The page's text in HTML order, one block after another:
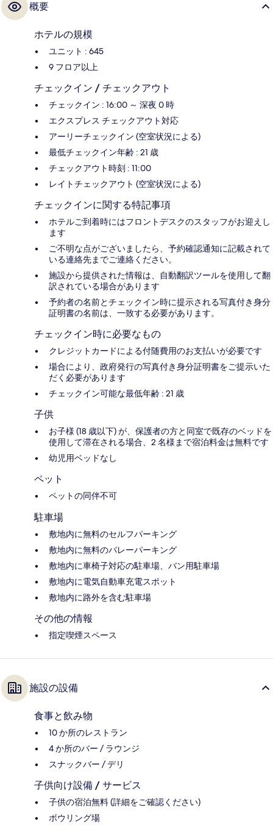
概要
ホテルの規模
ユニット : 645
9 フロア以上
チェックイン / チェックアウト
チェックイン : 16:00 ～ 深夜 0 時
エクスプレス チェックアウト対応
アーリーチェックイン (空室状況による)
最低チェックイン年齢 : 21 歳
チェックアウト時刻 : 11:00
レイトチェックアウト (空室状況による)
チェックインに関する特記事項
ホテルご到着時にはフロントデスクのスタッフがお迎えし
ます
ご不明な点がございましたら、予約確認通知に記載されて
いる連絡先までご連絡ください。
施設から提供された情報は、自動翻訳ツールを使用して翻
訳されている場合があります
予約者の名前とチェックイン時に提示される写真付き身分
証明書の名前は、一致する必要があります。
チェックイン時に必要なもの
クレジットカードによる付随費用のお支払いが必要です
場合により、政府発行の写真付き身分証明書をご提示いた
だく必要があります
チェックイン可能な最低年齢 : 21 歳
子供
お子様 (18 歳以下) が、保護者の方と同室で既存のベッドを
使用して滞在される場合、2 名様まで宿泊料金は無料です
幼児用ベッドなし
ペット
ペットの同伴不可
駐車場
敷地内に無料のセルフパーキング
敷地内に無料のバレーパーキング
敷地内に車椅子対応の駐車場、バン用駐車場
敷地内に電気自動車充電スポット
敷地内に路外を含む駐車場
その他の情報
指定喫煙スペース
施設の設備
食事と飲み物
10 か所のレストラン
4 か所のバー / ラウンジ
スナックバー / デリ
子供向け設備 / サービス
子供の宿泊無料 (詳細をご確認ください)
ボウリング場